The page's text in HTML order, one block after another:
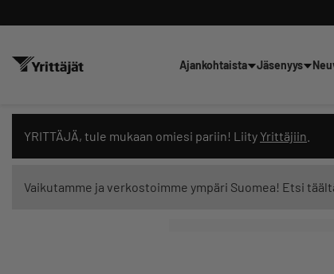
Ajankohtaista Jäsenyys
YRITTÄJÄ, tule mukaan omiesi pariin! Liity Yrittäjiin
Vaikutamme ja verkostoimme ympäri Suomea! Etsi
Hae sivustolta tai kysy